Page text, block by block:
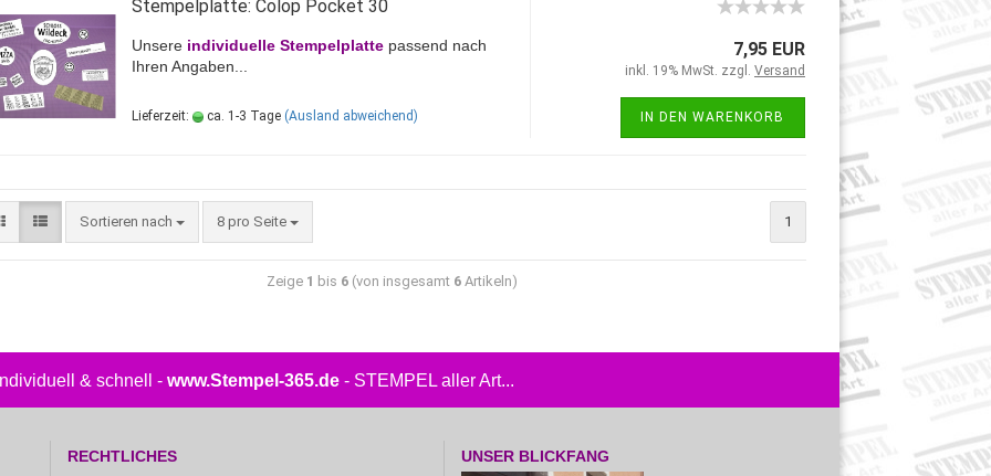
Stempelplatte: Colop Pocket 30
Unsere individuelle Stempelplatte passend nach
Ihren Angaben...
Lieferzeit: ca. 1-3 Tage (Ausland abweichend)
7,95 EUR
inkl. 19% MwSt. zzgl. Versand
IN DEN WARENKORB
Sortieren nach 8 pro Seite 1
Zeige 1 bis 6(von insgesamt 6Artikeln)
& schnell - www.Stempel-365.de - STEMPEL aller Art...
RECHTLICHES
UNSER BLICKFANG